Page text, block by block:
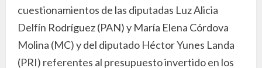
cuestionamientos de las diputadas Luz Alicia
Delfín Rodríguez (PAN) y María Elena Córdova
Molina (MC) y del diputado Héctor Yunes Landa
(PRI) referentes al presupuesto invertido en los